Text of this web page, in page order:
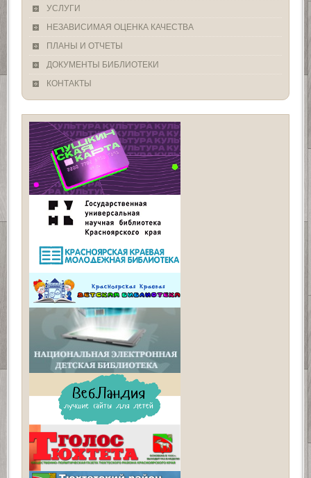
УСЛУГИ
НЕЗАВИСИМАЯ ОЦЕНКА КАЧЕСТВА
ПЛАНЫ И ОТЧЕТЫ
ДОКУМЕНТЫ БИБЛИОТЕКИ
КОНТАКТЫ